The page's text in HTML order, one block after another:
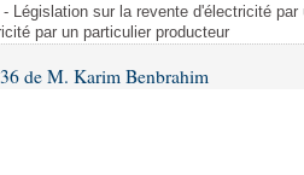
Législation sur la revente d'électricité
par un particulier producteur
de M. Karim Benbrahim